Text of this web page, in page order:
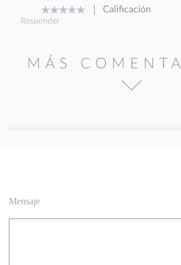
Calificación
Responder
MÁS
Mensaje